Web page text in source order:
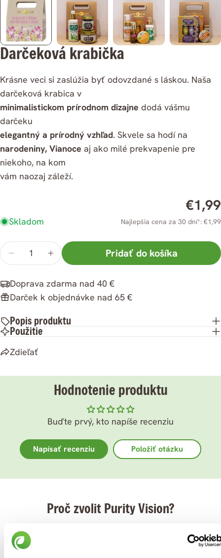
Darčeková krabička
Krásne veci si zaslúžia byť odovzdané s láskou. Naša
darčeková krabica v
minimalistickom prírodnom dizajne dodá vášmu
darčeku
elegantný a prírodný vzhľad. Skvele sa hodí na
narodeniny, Vianoce aj ako milé prekvapenie pre
niekoho, na kom
vám naozaj záleží.
Bežná
cena
€1,99
Skladom Najlepšia cena za 30 dní*: €1,99
Množstvo
Znížiť
ksDarčeková
krabička
Zvýšiť
ksDarčeková
krabička
Pridať do košíka
Doprava zdarma nad 40 €
Darček k objednávke nad 65 €
Popis produktu
Použitie
Zdieľať
Zdieľať
Facebooku
X
Hodnotenie produktu
Buďte prvý, kto napíše recenziu
Napísať recenziu Položiť otázku
Proč zvolit Purity Vision?